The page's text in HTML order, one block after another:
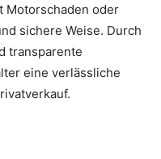
Motorschaden oder
sichere Weise. Durch
transparente
eine verlässliche